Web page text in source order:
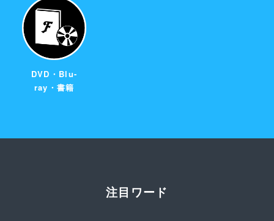
DVD・Blu-
ray・書籍
注目ワード